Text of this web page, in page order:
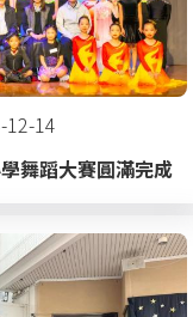
12-14
舞蹈大賽圓滿完成